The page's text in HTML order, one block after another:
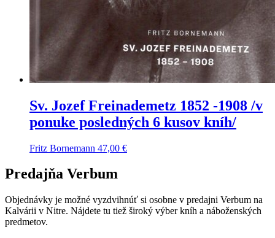
Sv. Jozef Freinademetz 1852 -1908 /v
ponuke posledných 6 kusov kníh/
Fritz Bornemann 47,00 €
Predajňa Verbum
Objednávky je možné vyzdvihnúť si osobne v predajni Verbum na
Kalvárii v Nitre. Nájdete tu tiež široký výber kníh a náboženských
predmetov.